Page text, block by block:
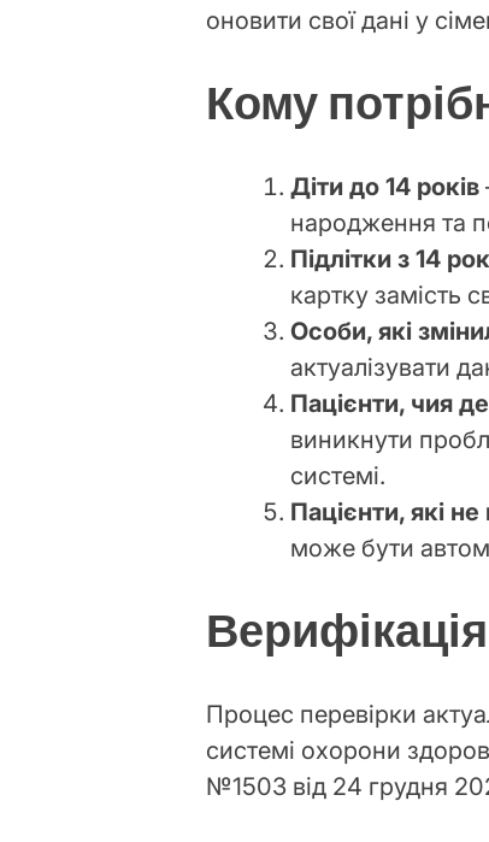
оновити свої дані у
Кому
Діти до 14 років
народження та
Підлітки з 14
картку замість
Особи, які
актуалізувати
Пацієнти, чия
виникнути
системі.
Пацієнти, які
може бути
Процес перевірки
системі охорони
№1503 від 24 грудня